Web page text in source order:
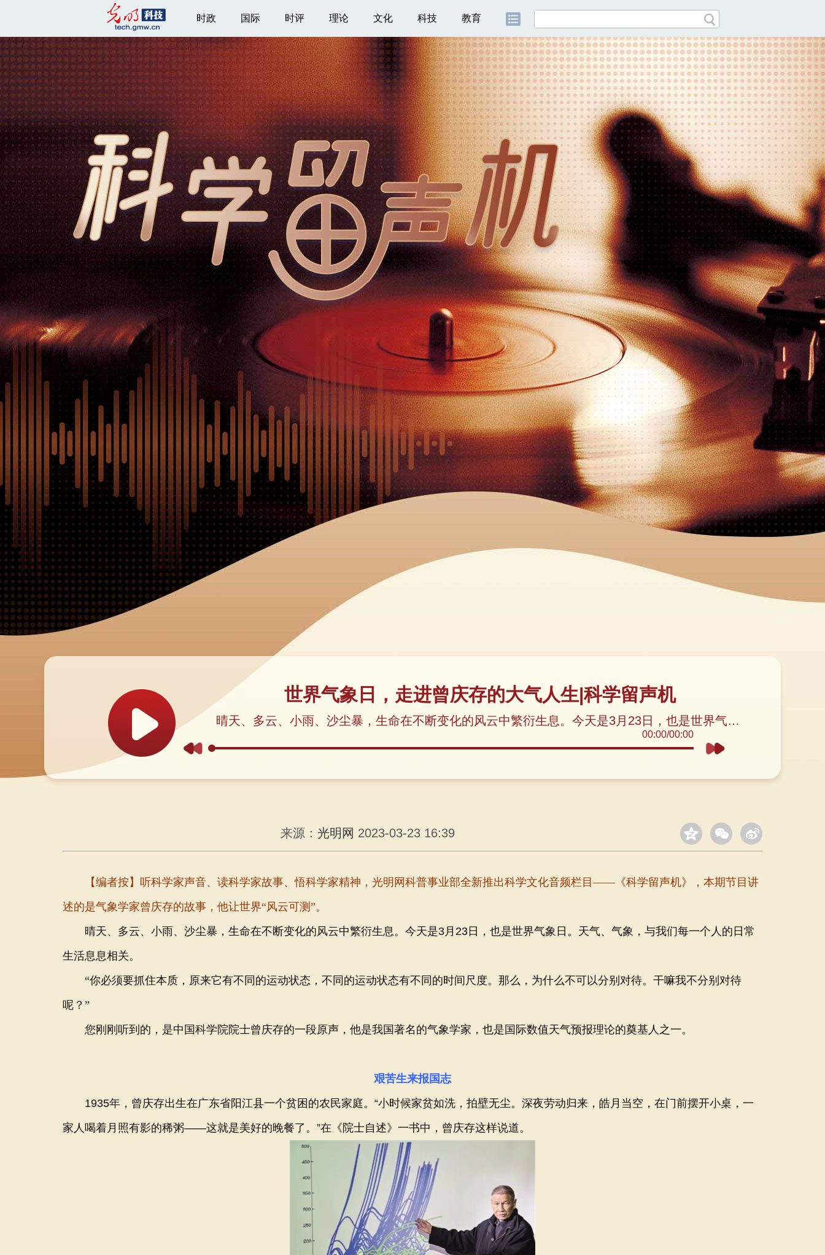
时政 国际 时评 理论 文化 科技 教育
世界气象日，走进曾庆存的大气人生|科学留声机
晴天、多云、小雨、沙尘暴，生命在不断变化的风云中繁衍生息。今天是3月23日，也是世界气象日。天气、气象，与我们每一个人的日常生活息息相关。
00:00/00:00
来源： 光明网 2023-03-23 16:39
【编者按】听科学家声音、读科学家故事、悟科学家精神，光明网科普事业部全新推出科学文化音频栏目——《科学留声机》，本期节目讲
述的是气象学家曾庆存的故事，他让世界“风云可测”。
晴天、多云、小雨、沙尘暴，生命在不断变化的风云中繁衍生息。今天是3月23日，也是世界气象日。天气、气象，与我们每一个人的日常
生活息息相关。
“你必须要抓住本质，原来它有不同的运动状态，不同的运动状态有不同的时间尺度。那么，为什么不可以分别对待。干嘛我不分别对待
呢？”
您刚刚听到的，是中国科学院院士曾庆存的一段原声，他是我国著名的气象学家，也是 国际数值天气预报理论的奠基人之一。
艰苦生来报国志
1935年，曾庆存出生在广东省阳江县一个贫困的农民家庭。“小时候家贫如洗，拍壁无尘。深夜劳动归来，皓月当空，在门前摆开小桌，一
家人喝着月照有影的稀粥——这就是美好的晚餐了。”在《院士自述》一书中，曾庆存这样说道。